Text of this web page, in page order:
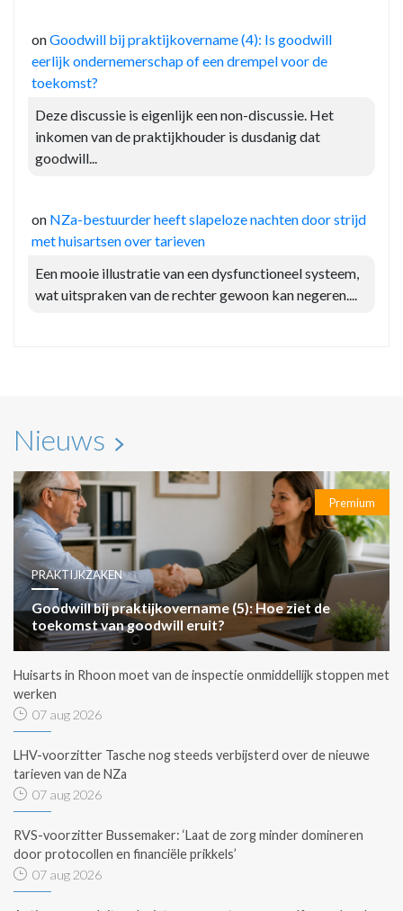
onGoodwill bij praktijkovername (4): Is goodwill
eerlijk ondernemerschap of een drempel voor de
toekomst?
Deze discussie is eigenlijk een non-discussie. Het
inkomen van de praktijkhouder is dusdanig dat
goodwill...
on NZa-bestuurder heeft slapeloze nachten door strijd
met huisartsen over tarieven
Een mooie illustratie van een dysfunctioneel systeem,
wat uitspraken van de rechter gewoon kan negeren....
Nieuws
Premium
PRAKTIJKZAKEN
Goodwill bij praktijkovername (5): Hoe ziet de
toekomst van goodwill eruit?
Huisarts in Rhoon moet van de inspectie onmiddellijk stoppen met
werken
07 aug 2026
LHV-voorzitter Tasche nog steeds verbijsterd over de nieuwe
tarieven van de NZa
07 aug 2026
RVS-voorzitter Bussemaker: ‘Laat de zorg minder domineren
door protocollen en financiële prikkels’
07 aug 2026